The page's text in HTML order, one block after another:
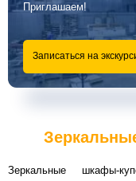
Приглашаем!
Записаться на
Зеркальные шкафы-